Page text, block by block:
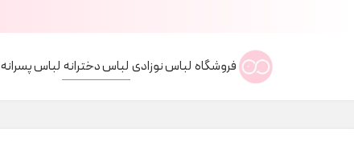
فروشگاه لباس نوزادی لباس دخترانه لباس پسرانه